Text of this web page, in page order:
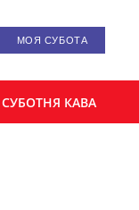
МОЯ СУБОТА
СУБОТНЯ КАВА